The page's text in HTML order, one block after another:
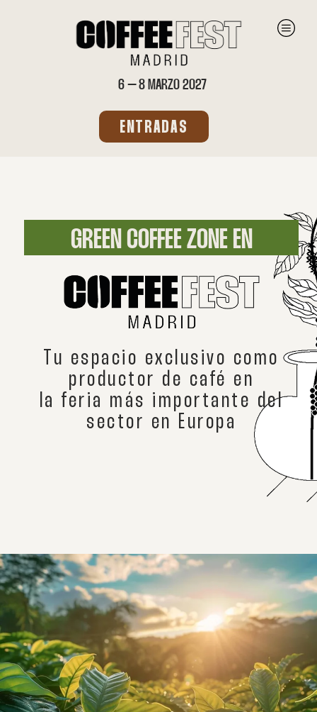
6 – 8 MARZO 2027
ENTRADAS
GREEN COFFEE ZONE EN
Tu espacio exclusivo como
productor de café en
la feria más importante del
sector en Europa